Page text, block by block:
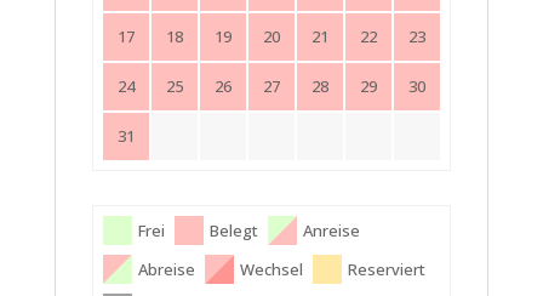
17 18 19 20 21 22 23
24 25 26 27 28 29 30
31
Frei Belegt
Anreise
Abreise
Wechsel
Reserviert